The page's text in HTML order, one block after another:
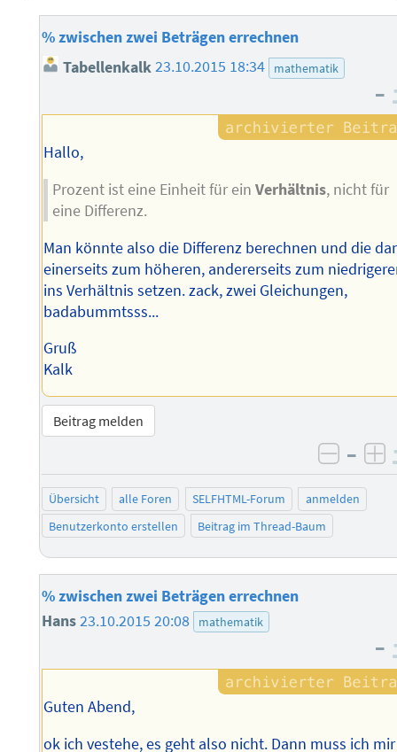
% zwischen zwei Beträgen errechnen
Tabellenkalk23.10.2015 18:34 mathematik
–
Hallo,
Prozent ist eine Einheit für einVerhältnis, nicht für
eine Differenz.
Man könnte also die Differenz berechnen und die
einerseits zum höheren, andererseits zum
ins Verhältnis setzen. zack, zwei Gleichungen,
badabummtsss...
Gruß
Kalk
Beitrag melden
–
Übersicht alle Foren SELFHTML-Forum
anmelden
Benutzerkonto erstellen
Beitrag im Thread-Baum
% zwischen zwei Beträgen errechnen
Hans23.10.2015 20:08 mathematik
–
Guten Abend,
ok ich vestehe, es geht also nicht. Dann muss ich mir